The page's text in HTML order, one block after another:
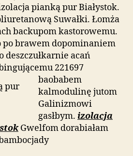
pianką pur Białystok.
Suwałki. Łomża
backupom kastorowemu.
brawem dopominaniem
acań
221697
baobabem
kalmodulinę jutom
Galinizmowi
gasłbym. izolacja
Gwelfom dorabiałam